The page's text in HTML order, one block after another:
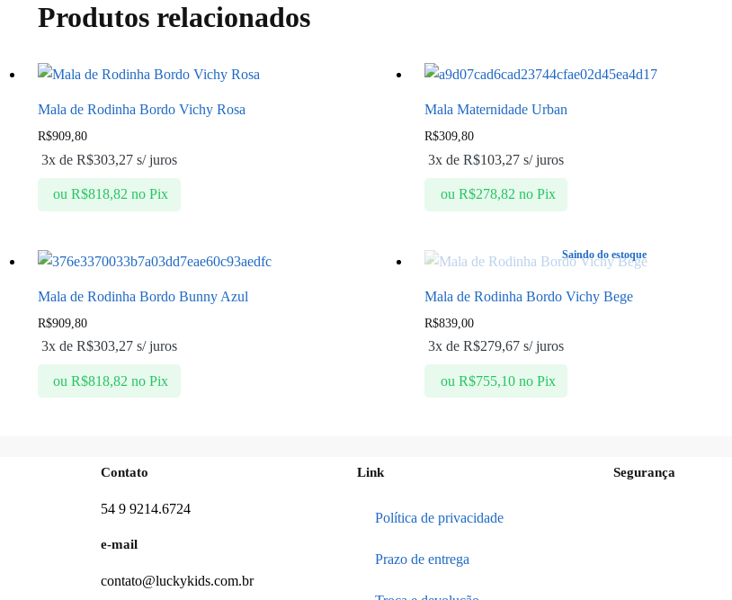
Produtos relacionados
Mala de Rodinha Bordo Vichy Rosa
R$909,80
ou R$818,82 no Pix
3x de R$303,27s/ juros
Mala Maternidade Urban
R$309,80
ou R$278,82 no Pix
3x de R$103,27s/ juros
Mala de Rodinha Bordo Bunny Azul
R$909,80
ou R$818,82 no Pix
3x de R$303,27s/ juros
Saindo do estoque
Mala de Rodinha Bordo Vichy Bege
R$839,00
ou R$755,10 no Pix
3x de R$279,67s/ juros
Contato
54 9 9214.6724
e-mail
contato@luckykids.com.br
Link
Política de privacidade
Prazo de entrega
Segurança